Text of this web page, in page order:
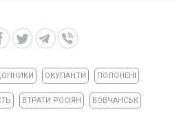
ОКУПАНТИ ПОЛОНЕНІ
ВТРАТИ РОСІЯН ВОВЧАНСЬК